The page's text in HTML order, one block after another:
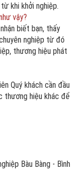
khi khởi nghiệp.
vậy?
biết bạn, thấy
nghiệp từ đó
thương hiệu phát
Quý khách cần đầu
thương hiệu khác để
Bàu Bàng - Bình